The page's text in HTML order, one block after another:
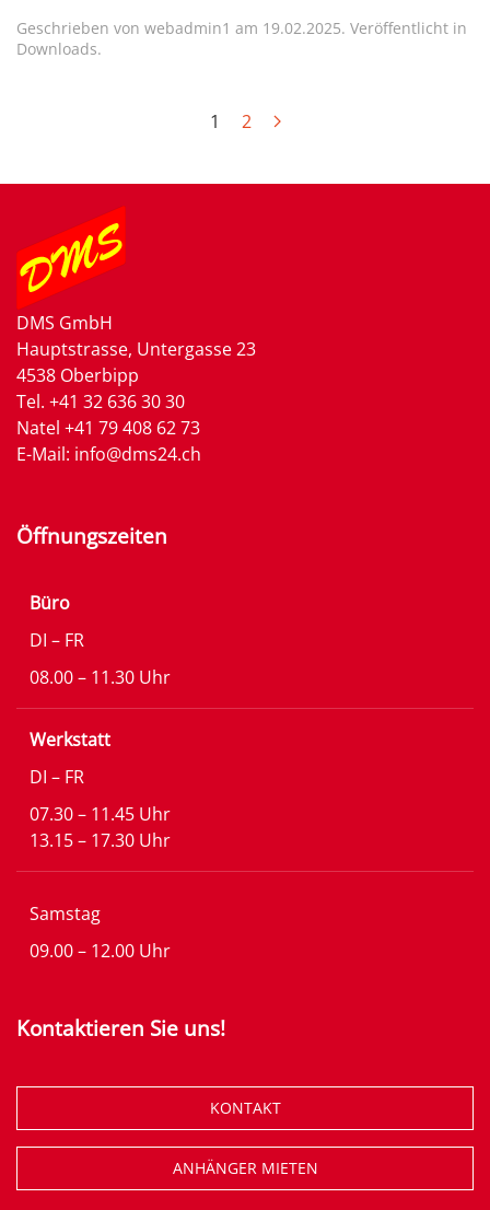
Geschrieben von webadmin1 am 19.02.2025. Veröffentlicht in
Downloads.
1 2
DMS GmbH
Hauptstrasse, Untergasse 23
4538 Oberbipp
Tel. +41 32 636 30 30
Natel +41 79 408 62 73
E-Mail: info@dms24.ch
Öffnungszeiten
Büro
DI – FR
08.00 – 11.30 Uhr
Werkstatt
DI – FR
07.30 – 11.45 Uhr
13.15 – 17.30 Uhr
Samstag
09.00 – 12.00 Uhr
Kontaktieren Sie uns!
KONTAKT
ANHÄNGER MIETEN